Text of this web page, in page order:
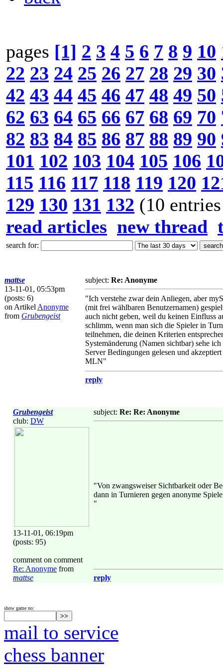
pages [1] 2 3 4 5 6 7 8 9 10
22 23 24 25 26 27 28 29 30
42 43 44 45 46 47 48 49 50
62 63 64 65 66 67 68 69 70
82 83 84 85 86 87 88 89 90
101 102 103 104 105 106
115 116 117 118 119 120
129 130 131 132 (10
read articles new thread
search for:
mattse
13-11-01, 05:53pm
(posts: 6)
on Artikel Anonyme
from Grubengeist
subject: Re: Anonyme
"Ich verstehe zwar dein Anliegen, aber
(mit frei wählbaren Benutzernamen)
auch nicht geben, weil du keinen Einfluss
schlimm, wenn man sich die Spieler in
teilnehmen, die deinen Kriterien
Systemänderung (Namen sichtbar) sehe
Server Bedingungen gelesen und
MLN"
reply
Grubengeist
club: DW
13-11-01, 06:19pm
(posts: 95)
comment on comment
Re: Anonyme from
mattse
subject: Re: Re: Anonyme
"Von zwangsweiser Sichtbarkeit oder
dann in Turnieren gegen anonyme
"
reply
show game no:
mail to service
chess banner